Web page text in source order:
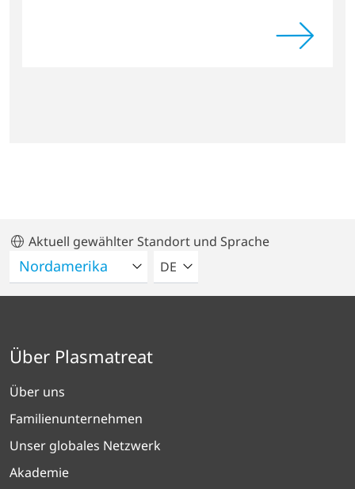
Aktuell gewählter Standort und Sprache
BITTE WÄHLEN SIE EINE
DE
Über Plasmatreat
Über uns
Familienunternehmen
Unser globales Netzwerk
Akademie